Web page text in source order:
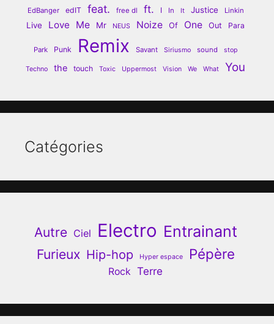
EdBanger
edIT feat. free dl ft. I In It Justice Linkin
Live Love Me Mr NEUS Noize Of One Out Para
Park Punk Remix Savant Siriusmo sound stop
Techno the touch Toxic Uppermost Vision We What You
Catégories
Autre Ciel Electro Entrainant
Furieux Hip-hop Hyper espace Pépère
Rock Terre